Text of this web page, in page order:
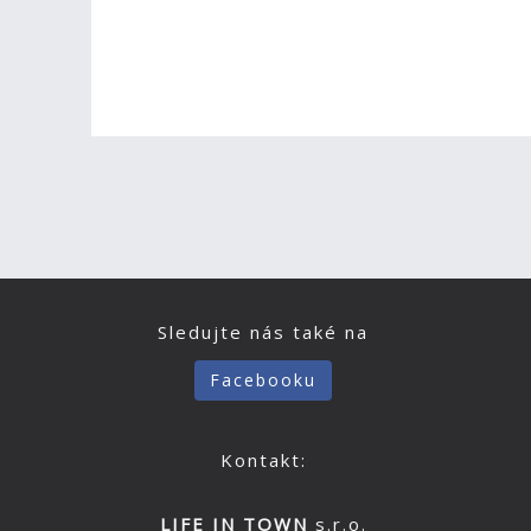
Sledujte nás také na
Facebooku
Kontakt:
LIFE IN TOWN s.r.o.